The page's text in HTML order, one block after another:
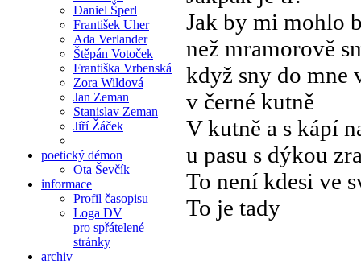
Daniel Šperl
František Uher
Ada Verlander
Štěpán Votoček
Františka Vrbenská
Zora Wildová
Jan Zeman
Stanislav Zeman
Jiří Žáček
poetický démon
Ota Ševčík
informace
Profil časopisu
Loga DV
pro spřátelené
stránky
archiv
Jak by mi mohlo
než mramorově
když sny do mne
v černé kutně
V kutně a s kápí
u pasu s dýkou
To není kdesi ve
To je tady